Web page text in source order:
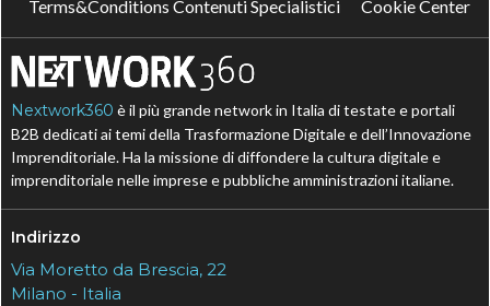
Terms&Conditions Contenuti Specialistici
Cookie Center
Nextwork360 è il più grande network in Italia di testate e portali
B2B dedicati ai temi della Trasformazione Digitale e dell’Innovazione
Imprenditoriale. Ha la missione di diffondere la cultura digitale e
imprenditoriale nelle imprese e pubbliche amministrazioni italiane.
Indirizzo
Via Moretto da Brescia, 22
Milano - Italia